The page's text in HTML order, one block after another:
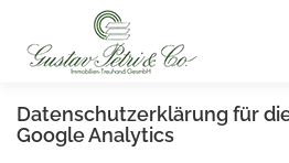
springen
HOME LEISTUNGSPROFIL
Datenschutzerklärung für
Google Analytics